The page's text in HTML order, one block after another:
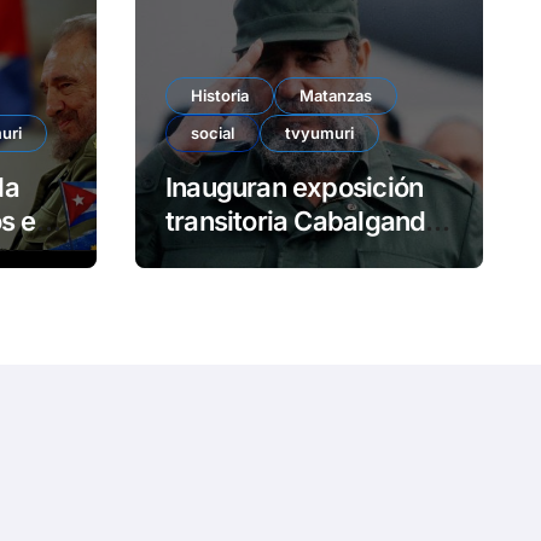
Historia
Matanzas
social
tvyumuri
Inauguran exposición
transitoria Cabalgando
con Fidel